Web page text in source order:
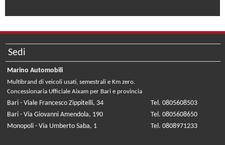
Sedi
Marino Automobili
Multibrand di veicoli usati, semestrali e Km zero.
Concessionaria Ufficiale Aixam per Bari e provincia
Bari - Viale Francesco Zippitelli, 34
Tel. 0805608503
Bari - Via Giovanni Amendola, 190
Tel. 0805608650
Monopoli - Via Umberto Saba, 1
Tel. 0808971233